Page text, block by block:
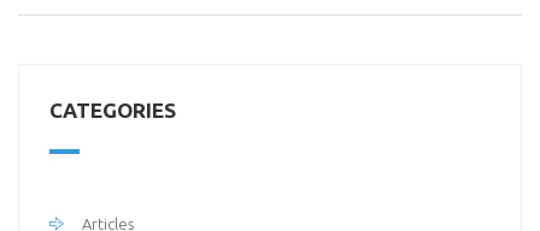
CATEGORIES
Articles